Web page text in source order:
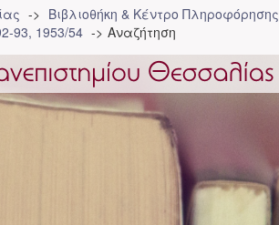
Βιβλιοθήκη & Κέντρο Πληροφόρησης
93, 1953/54 Αναζήτηση